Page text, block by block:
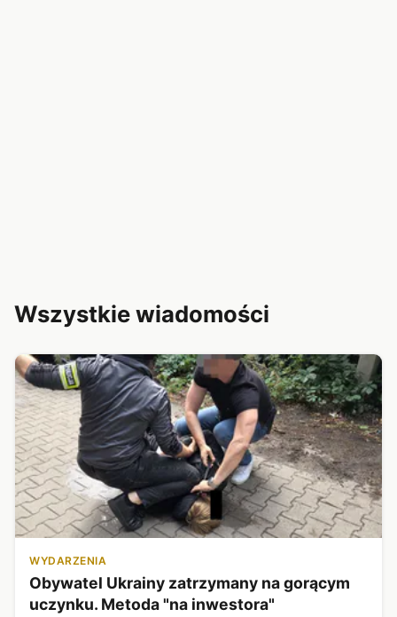
Wszystkie wiadomości
WYDARZENIA
Obywatel Ukrainy zatrzymany na gorącym
uczynku. Metoda "na inwestora"